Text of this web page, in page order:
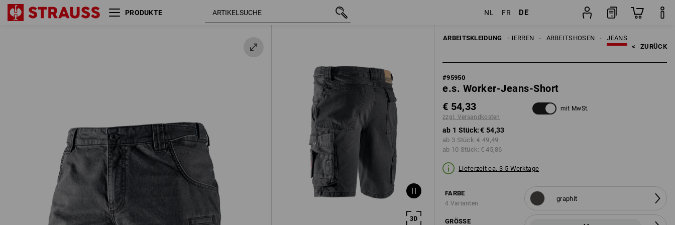
PRODUKTE NL FR DE
ARBEITSKLEIDUNG JEANS
ARBEITSHOSEN
HERREN
< ZURÜCK
#95950
e.s. Worker-Jeans-Short
€ 54,33
zzgl. Versandkosten
mit MwSt.
ab 1 Stück: € 54,33
ab 3 Stück: € 49,49
ab 10 Stück: € 45,86
Lieferzeit ca. 3-5 Werktage
FARBE
4 Varianten
graphit
GRÖSSE
graphit 44 € 54,33